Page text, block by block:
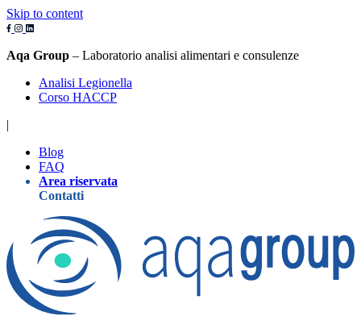
Skip to content
Aqa Group – Laboratorio analisi alimentari e consulenze
Analisi Legionella
Corso HACCP
|
Blog
FAQ
Area riservata
Contatti